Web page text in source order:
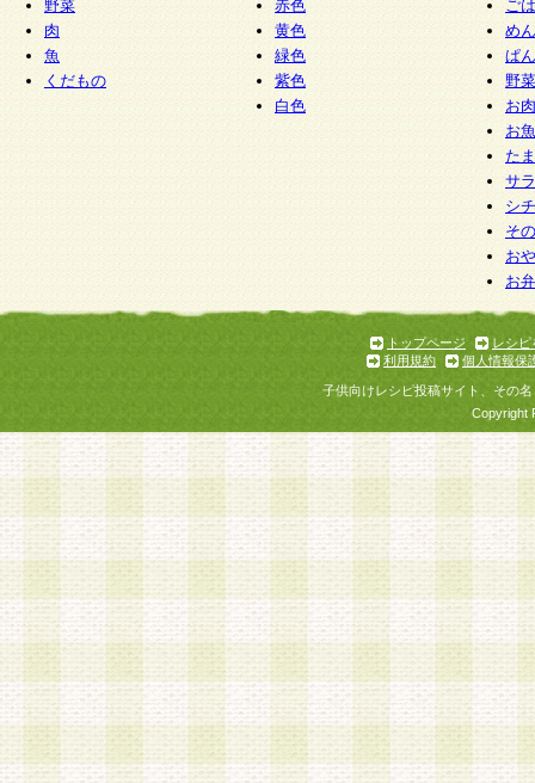
野菜
肉
魚
くだもの
赤色
黄色
緑色
紫色
白色
ご
めん
ぱん
野
お
お
た
サ
シ
そ
お
お
トップページ
レシピ
利用規約
個人情報保
子供向けレシピ投稿サイト、その
Copyright